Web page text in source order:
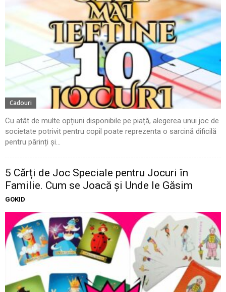
Cadouri
Cu atât de multe opțiuni disponibile pe piață, alegerea unui joc de
societate potrivit pentru copil poate reprezenta o sarcină dificilă
pentru părinți și...
5 Cărți de Joc Speciale pentru Jocuri în
Familie. Cum se Joacă și Unde le Găsim
GOKID